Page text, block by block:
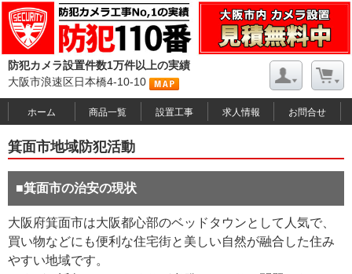
防犯カメラ設置件数1万件以上の実績
大阪市浪速区日本橋4-10-10
ホーム 商品一覧 設置工事 求人情報 お問合せ
箕面市地域防犯活動
■箕面市の治安の現状
大阪府箕面市は大阪都心部のベッドタウンとして人気で、
買い物などにも便利な住宅街と美しい自然が融合した住み
やすい地域です。